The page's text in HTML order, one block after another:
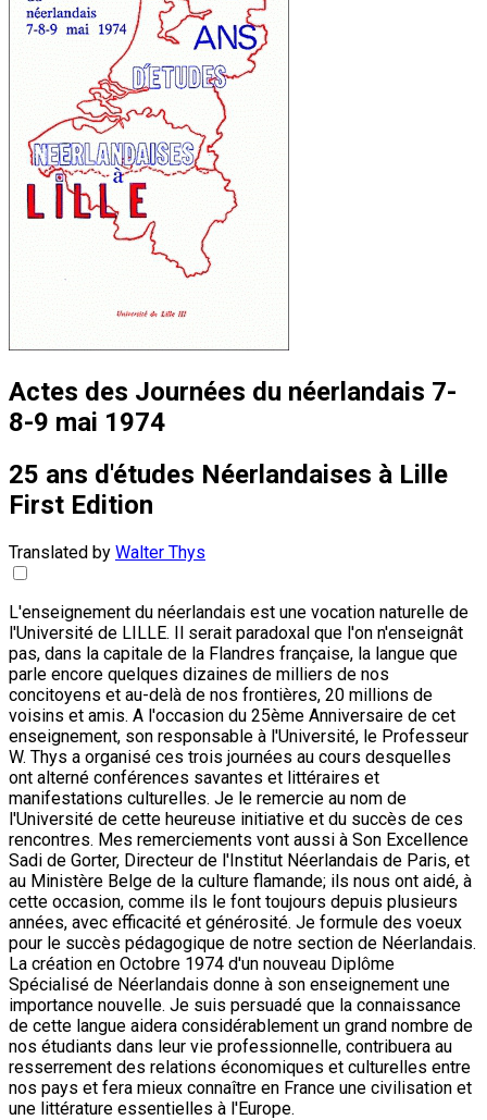
Actes des Journées du néerlandais 7-
8-9 mai 1974
25 ans d'études Néerlandaises à Lille
First Edition
Translated by Walter Thys
L'enseignement du néerlandais est une vocation naturelle de
l'Université de LILLE. Il serait paradoxal que l'on n'enseignât
pas, dans la capitale de la Flandres française, la langue que
parle encore quelques dizaines de milliers de nos
concitoyens et au-delà de nos frontières, 20 millions de
voisins et amis. A l'occasion du 25ème Anniversaire de cet
enseignement, son responsable à l'Université, le Professeur
W. Thys a organisé ces trois journées au cours desquelles
ont alterné conférences savantes et littéraires et
manifestations culturelles. Je le remercie au nom de
l'Université de cette heureuse initiative et du succès de ces
rencontres. Mes remerciements vont aussi à Son Excellence
Sadi de Gorter, Directeur de l'Institut Néerlandais de Paris, et
au Ministère Belge de la culture flamande; ils nous ont aidé, à
cette occasion, comme ils le font toujours depuis plusieurs
années, avec efficacité et générosité. Je formule des voeux
pour le succès pédagogique de notre section de Néerlandais.
La création en Octobre 1974 d'un nouveau Diplôme
Spécialisé de Néerlandais donne à son enseignement une
importance nouvelle. Je suis persuadé que la connaissance
de cette langue aidera considérablement un grand nombre de
nos étudiants dans leur vie professionnelle, contribuera au
resserrement des relations économiques et culturelles entre
nos pays et fera mieux connaître en France une civilisation et
une littérature essentielles à l'Europe.